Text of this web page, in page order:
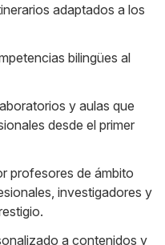
adaptados a los
bilingües al
y aulas que
desde el primer
profesores de ámbito
investigadores y
a contenidos y